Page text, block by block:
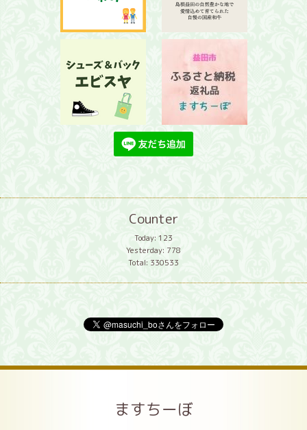
Counter
Today: 123
Yesterday: 778
Total: 330533
ますちーぼ